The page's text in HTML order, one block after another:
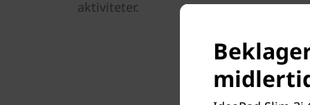
aktiviteter.